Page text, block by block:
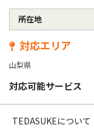
所在地
対応エリア
山梨県
対応可能サービス
TEDASUKEについて